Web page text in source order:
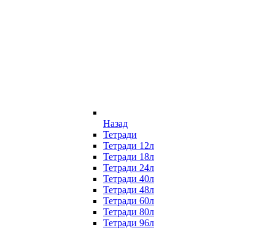
Назад
Тетради
Тетради 12л
Тетради 18л
Тетради 24л
Тетради 40л
Тетради 48л
Тетради 60л
Тетради 80л
Тетради 96л